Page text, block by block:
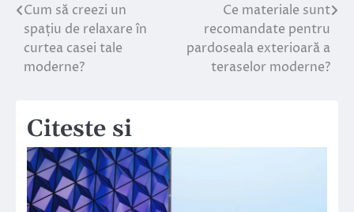
Navigare
în
articole
Cum să creezi un
spațiu de relaxare în
curtea casei tale
moderne?
Ce materiale sunt
recomandate pentru
pardoseala exterioară a
teraselor moderne?
Citeste si